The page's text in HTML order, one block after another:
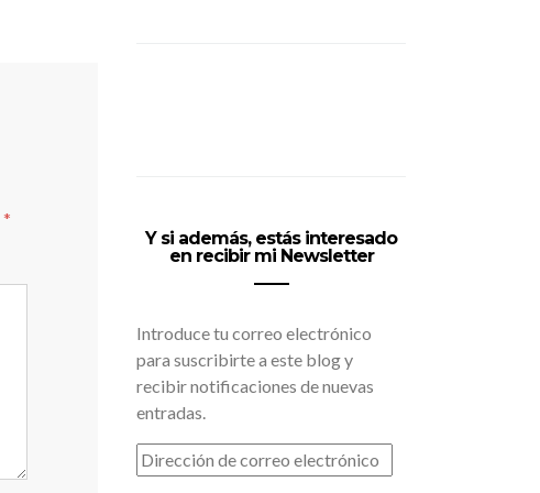
*
Y si además, estás interesado
en recibir mi Newsletter
Introduce tu correo electrónico
para suscribirte a este blog y
recibir notificaciones de nuevas
entradas.
DIRECCIÓN
DE